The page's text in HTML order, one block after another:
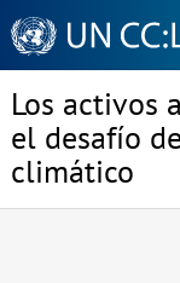
Knowledge
Sharing
Platform
Los activos
el desafío
climático